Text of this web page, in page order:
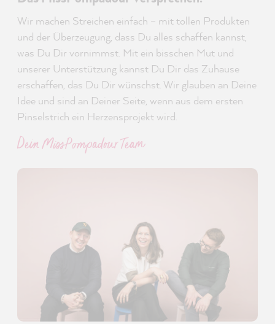
Wir machen Streichen einfach – mit tollen Produkten
und der Überzeugung, dass Du alles schaffen kannst,
was Du Dir vornimmst. Mit ein bisschen Mut und
unserer Unterstützung kannst Du Dir das Zuhause
erschaffen, das Du Dir wünschst. Wir glauben an Deine
Idee und sind an Deiner Seite, wenn aus dem ersten
Pinselstrich ein Herzensprojekt wird.
Dein MissPompadour Team